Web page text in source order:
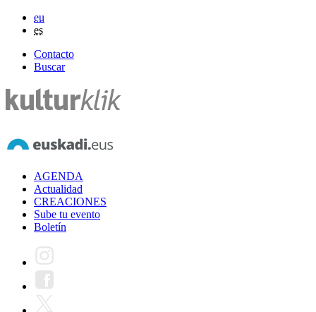
eu
es
Contacto
Buscar
AGENDA
Actualidad
CREACIONES
Sube tu evento
Boletín